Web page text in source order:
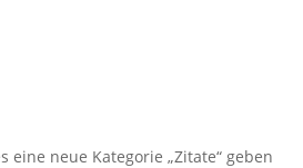
eine neue Kategorie „Zitate“ geben